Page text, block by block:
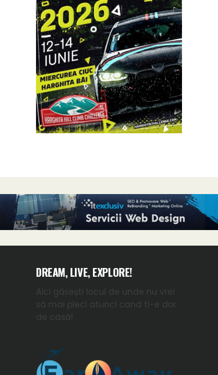
DREAM, LIVE, EXPLORE!
Aici găsești locul de unde nu vrei
să mai pleci atunci cand ti-e dor
de casă!